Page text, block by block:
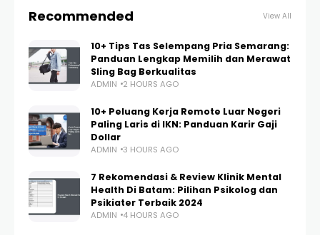
Recommended View All
10+ Tips Tas Selempang Pria Semarang:
Panduan Lengkap Memilih dan Merawat
Sling Bag Berkualitas
ADMIN 2 HOURS AGO
10+ Peluang Kerja Remote Luar Negeri
Paling Laris di IKN: Panduan Karir Gaji
Dollar
ADMIN 3 HOURS AGO
7 Rekomendasi & Review Klinik Mental
Health Di Batam: Pilihan Psikolog dan
Psikiater Terbaik 2024
ADMIN 4 HOURS AGO